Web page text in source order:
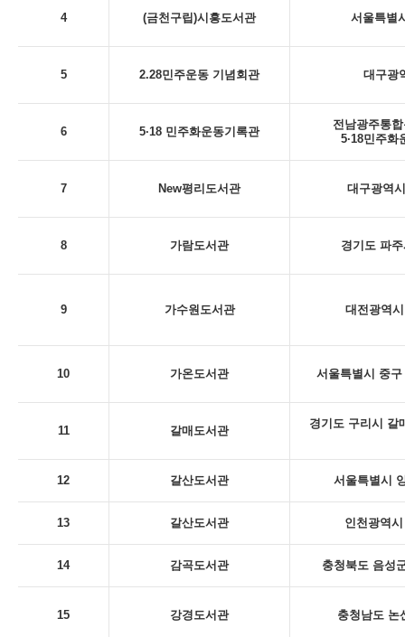
4 (금천구립)시흥도서관 서울특별
5 2.28민주운동 기념회관 대구광
6 5·18 민주화운동기록관
전남광주통
5·18민주화
7 New평리도서관 대구광역
8 가람도서관 경기도 파
9 가수원도서관 대전광역
10 가온도서관 서울특별시 중
11 갈매도서관
경기도 구리시 갈
12 갈산도서관 서울특별시
13 갈산도서관 인천광역
14 감곡도서관 충청북도 음성
15 강경도서관 충청남도 논